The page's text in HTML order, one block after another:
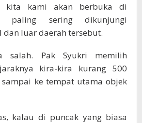
kita kami akan berbuka di
paling sering dikunjungi
dan luar daerah tersebut.
salah. Pak Syukri memilih
kira-kira kurang 500
ke tempat utama objek
kalau di puncak yang biasa